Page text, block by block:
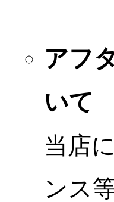
アフ
いて
当店
ンス